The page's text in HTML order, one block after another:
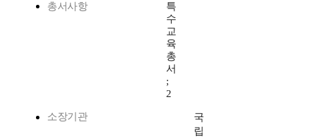
총서사항
특
수
교
육
총
서
;
2
소장기관
국
립